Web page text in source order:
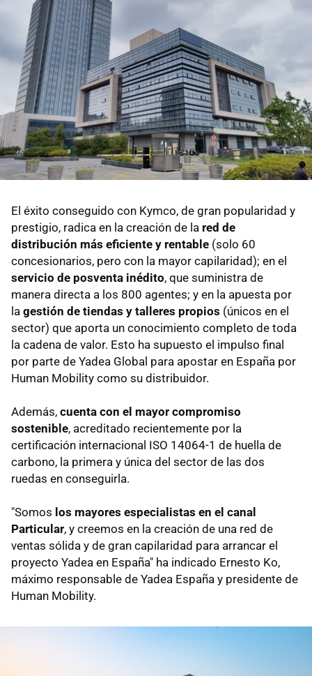
El éxito conseguido con Kymco, de gran popularidad y
prestigio, radica en la creación de la red de
distribución más eficiente y rentable (solo 60
concesionarios, pero con la mayor capilaridad); en el
servicio de posventa inédito, que suministra de
manera directa a los 800 agentes; y en la apuesta por
la gestión de tiendas y talleres propios (únicos en el
sector) que aporta un conocimiento completo de toda
la cadena de valor. Esto ha supuesto el impulso final
por parte de Yadea Global para apostar en España por
Human Mobility como su distribuidor.
Además, cuenta con el mayor compromiso
sostenible, acreditado recientemente por la
certificación internacional ISO 14064-1 de huella de
carbono, la primera y única del sector de las dos
ruedas en conseguirla.
"Somos los mayores especialistas en el canal
Particular, y creemos en la creación de una red de
ventas sólida y de gran capilaridad para arrancar el
proyecto Yadea en España" ha indicado Ernesto Ko,
máximo responsable de Yadea España y presidente de
Human Mobility.